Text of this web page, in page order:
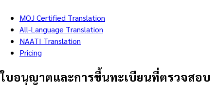
MOJ Certified Translation
All-Language Translation
NAATI Translation
Pricing
ใบอนุญาตและการขึ้นทะเบียนที่ตรวจสอบ